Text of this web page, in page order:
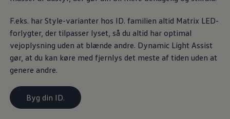
F.eks. har Style-varianter hos ID. familien altid Matrix LED-
forlygter, der tilpasser lyset, så du altid har optimal
vejoplysning uden at blænde andre. Dynamic Light Assist
gør, at du kan køre med fjernlys det meste af tiden uden at
genere andre.
Byg din ID.